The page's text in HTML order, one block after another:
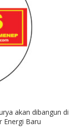
akan dibangun di
Energi Baru